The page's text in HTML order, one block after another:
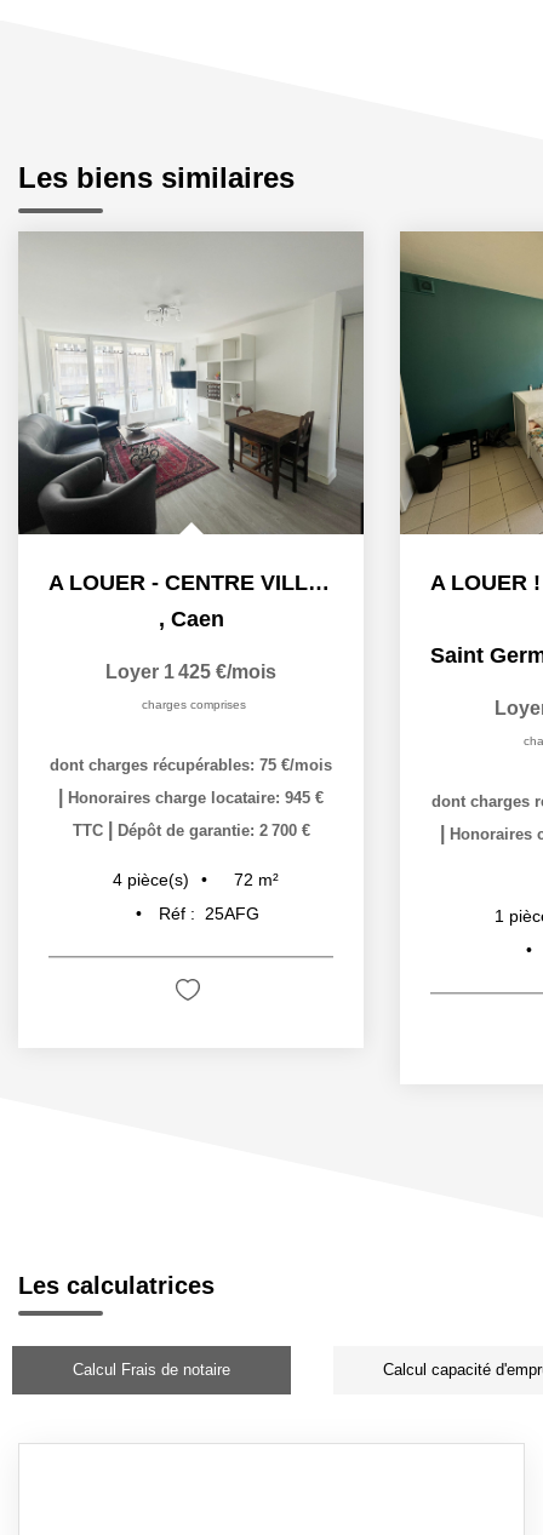
Les biens similaires
A LOUER - CENTRE VILLE CAEN - IDEAL COLOCATION
, Caen
Loyer 1 425 €/mois
charges comprises
dont charges récupérables: 75 €/mois
Honoraires charge locataire: 945 €
TTC
Dépôt de garantie: 2 700 €
4 pièce(s) 72 m²
Réf :
25AFG
Saint
dont charges
Honoraires
1
Les calculatrices
Calcul Frais de notaire Calcul capacité